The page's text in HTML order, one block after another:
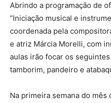
Abrindo a programação de
“Iniciação musical e
coordenada pela
e atriz Márcia Morelli, com
aulas irão focar os
tamborim, pandeiro e
Na primeira semana do mês